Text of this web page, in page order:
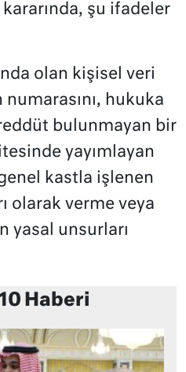
şu ifadeler
olan kişisel veri
hukuka
bulunmayan bir
yayımlayan
kastla işlenen
olarak verme veya
yasal unsurları
Haberi